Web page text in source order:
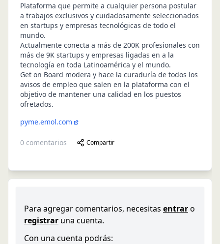
Plataforma que permite a cualquier persona postular
a trabajos exclusivos y cuidadosamente seleccionados
en startups y empresas tecnológicas de todo el
mundo.
Actualmente conecta a más de 200K profesionales con
más de 9K startups y empresas ligadas en a la
tecnología en toda Latinoamérica y el mundo.
Get on Board modera y hace la curaduría de todos los
avisos de empleo que salen en la plataforma con el
objetivo de mantener una calidad en los puestos
ofretados.
pyme.emol.com
0 comentarios Compartir
Para agregar comentarios, necesitas entraro
registrar una cuenta.
Con una cuenta podrás: